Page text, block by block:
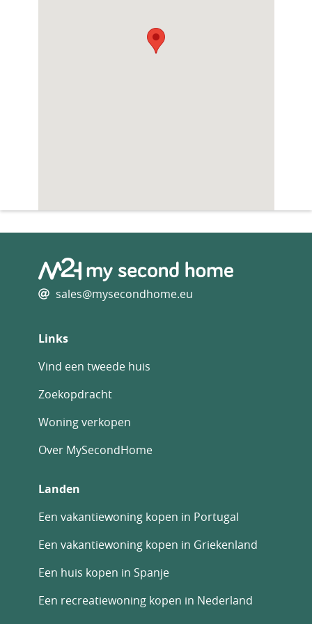
sales@mysecondhome.eu
Links
Vind een tweede huis
Zoekopdracht
Woning verkopen
Over MySecondHome
Landen
Een vakantiewoning kopen in Portugal
Een vakantiewoning kopen in Griekenland
Een huis kopen in Spanje
Een recreatiewoning kopen in Nederland